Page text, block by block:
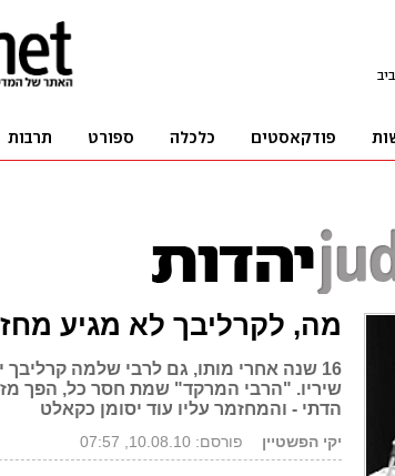
מה, לקרליבך לא מגיע
16 שנה אחרי מותו, גם לרבי שלמה
שיריו. "הרבי המרקד" שמת חסר כל, הפך
הדתי - והמחזמר עליו עוד יסומן כקאלט
יקי הפשטיין פורסם: 10.08.10, 07:57